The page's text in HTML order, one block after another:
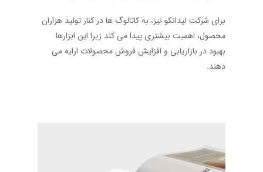
برای شرکت لیدانکو نیز، به کاتالوگ ‌ها در کنار تولید هزاران
محصول، اهمیت بیشتری پیدا می‌ کند زیرا این ابزارها
بهبود در بازاریابی و افزایش فروش محصولات ارایه می
‌دهند.